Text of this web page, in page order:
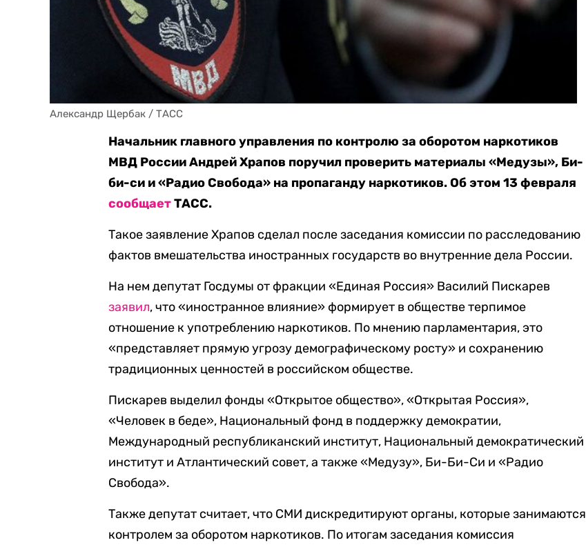
Александр Щербак / ТАСС
Начальник главного управления по контролю за оборотом наркотиков
МВД России Андрей Храпов поручил проверить материалы «Медузы», Би-
би-си и «Радио Свобода» на пропаганду наркотиков. Об этом 13 февраля
сообщаетТАСС.
Такое заявление Храпов сделал после заседания комиссии по расследованию
фактов вмешательства иностранных государств во внутренние дела России.
На нем депутат Госдумы от фракции «Единая Россия» Василий Пискарев
заявил, что «иностранное влияние» формирует в обществе терпимое
отношение к употреблению наркотиков. По мнению парламентария, это
«представляет прямую угрозу демографическому росту» и сохранению
традиционных ценностей в российском обществе.
Пискарев выделил фонды «Открытое общество», «Открытая Россия»,
«Человек в беде», Национальный фонд в поддержку демократии,
Международный республиканский институт, Национальный демократический
институт и Атлантический совет, а также «Медузу», Би-Би-Си и «Радио
Свобода».
Также депутат считает, что СМИ дискредитируют органы, которые занимаются
контролем за оборотом наркотиков. По итогам заседания комиссия